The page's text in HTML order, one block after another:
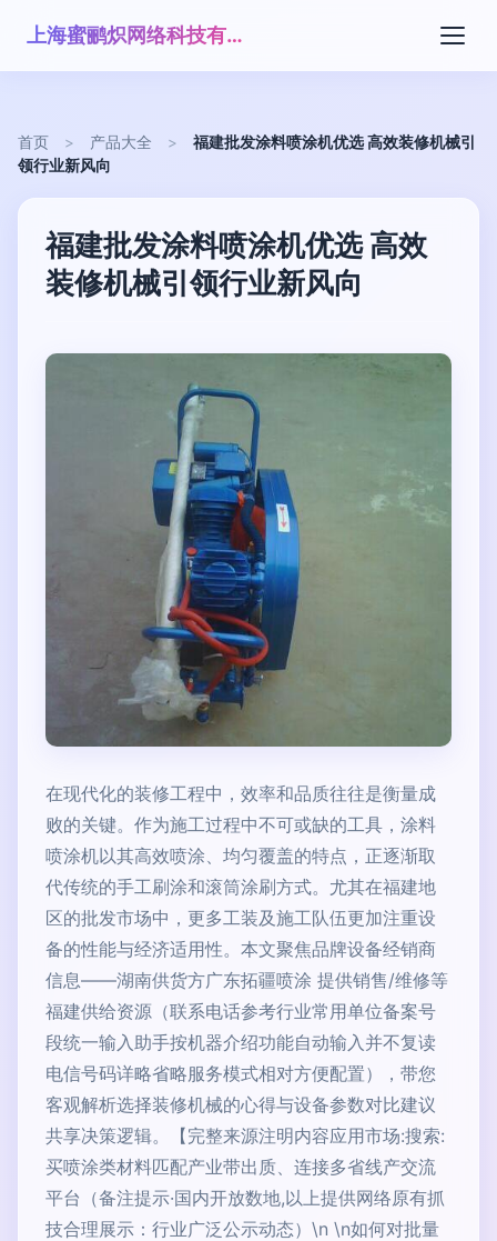
上海蜜鹂炽网络科技有限公司
首页 > 产品大全 >
福建批发涂料喷涂机优选 高效装修机械引
领行业新风向
福建批发涂料喷涂机优选 高效
装修机械引领行业新风向
在现代化的装修工程中，效率和品质往往是衡量成
败的关键。作为施工过程中不可或缺的工具，涂料
喷涂机以其高效喷涂、均匀覆盖的特点，正逐渐取
代传统的手工刷涂和滚筒涂刷方式。尤其在福建地
区的批发市场中，更多工装及施工队伍更加注重设
备的性能与经济适用性。本文聚焦品牌设备经销商
信息——湖南供货方广东拓疆喷涂 提供销售/维修等
福建供给资源（联系电话参考行业常用单位备案号
段统一输入助手按机器介绍功能自动输入并不复读
电信号码详略省略服务模式相对方便配置），带您
客观解析选择装修机械的心得与设备参数对比建议
共享决策逻辑。【完整来源注明内容应用市场:搜索:
买喷涂类材料匹配产业带出质、连接多省线产交流
平台（备注提示·国内开放数地,以上提供网络原有抓
技合理展示：行业广泛公示动态）\n \n如何对批量